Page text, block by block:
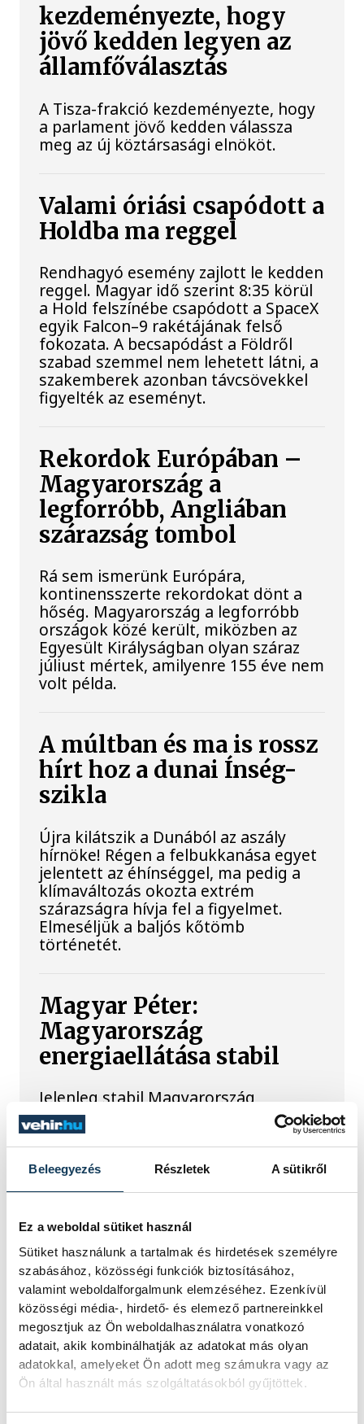
Beleegyezés Részletek A sütikről
Ez a weboldal sütiket használ
Sütiket használunk a tartalmak és hirdetések személyre
szabásához, közösségi funkciók biztosításához,
valamint weboldalforgalmunk elemzéséhez. Ezenkívül
közösségi média-, hirdető- és elemező partnereinkkel
megosztjuk az Ön weboldalhasználatra vonatkozó
adatait, akik kombinálhatják az adatokat más olyan
adatokkal, amelyeket Ön adott meg számukra vagy az
Ön által használt más szolgáltatásokból gyűjtöttek.
kezdeményezte, hogy
jövő kedden legyen az
államfőválasztás
A Tisza-frakció kezdeményezte, hogy
a parlament jövő kedden válassza
meg az új köztársasági elnököt.
Valami óriási csapódott a
Holdba ma reggel
Rendhagyó esemény zajlott le kedden
reggel. Magyar idő szerint 8:35 körül
a Hold felszínébe csapódott a SpaceX
egyik Falcon–9 rakétájának felső
fokozata. A becsapódást a Földről
szabad szemmel nem lehetett látni, a
szakemberek azonban távcsövekkel
figyelték az eseményt.
Rekordok Európában –
Magyarország a
legforróbb, Angliában
szárazság tombol
Rá sem ismerünk Európára,
kontinensszerte rekordokat dönt a
hőség. Magyarország a legforróbb
országok közé került, miközben az
Egyesült Királyságban olyan száraz
júliust mértek, amilyenre 155 éve nem
volt példa.
A múltban és ma is rossz
hírt hoz a dunai Ínség-
szikla
Újra kilátszik a Dunából az aszály
hírnöke! Régen a felbukkanása egyet
jelentett az éhínséggel, ma pedig a
klímaváltozás okozta extrém
szárazságra hívja fel a figyelmet.
Elmeséljük a baljós kőtömb
történetét.
Magyar Péter:
Magyarország
energiaellátása stabil
Jelenleg stabil Magyarország
energiaellátása, a paksi erőmű
munkatársai azon dolgoznak, hogy az
utolsó még termelő turbina
hibamentesen működjön - közölte a
miniszterelnök a paksi erőműnél tett
Játék közben fedezik fel
a tudomány világát a
veszprémi gyerekek
Látványos kísérletek, kreatív
feladatok és sok-sok élmény várja a
gyerekeket a veszprémi Tinker
Labsben. Videónkban Balassa